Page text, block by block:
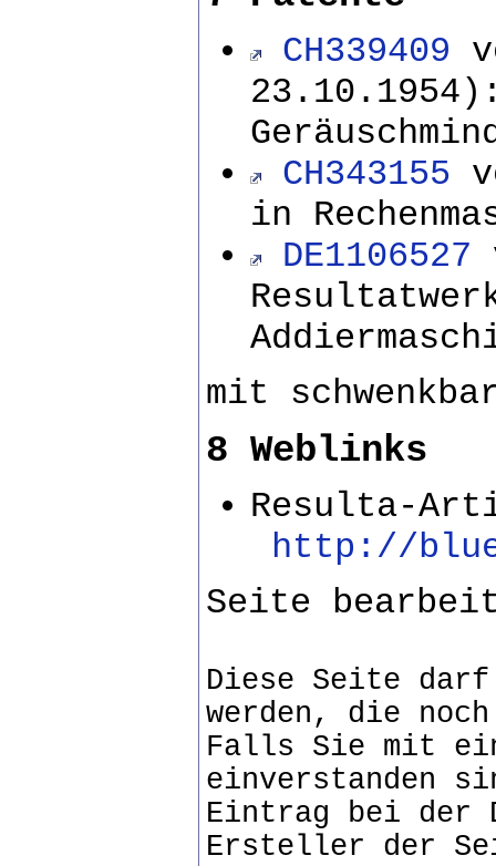
CH339409
CH343155
in
DE1106527
mit
8 Weblinks
Resulta-
http://
Seite
Diese Seite
werden, die
Falls Sie mit
einverstanden
Eintrag bei der
Ersteller der